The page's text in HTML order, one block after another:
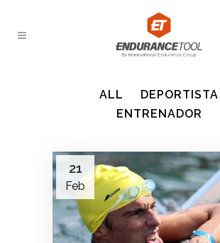
ALL
DEPORTISTA
ENTRENADOR
21
Feb